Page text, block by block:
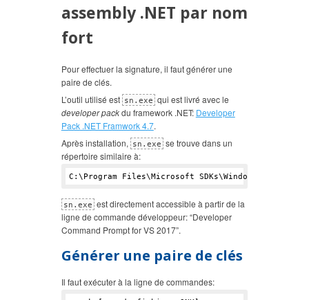
assembly .NET par nom
fort
Pour effectuer la signature, il faut générer une
paire de clés.
L’outil utilisé est sn.exe qui est livré avec le
developer packdu framework .NET: Developer
Pack .NET Framwork 4.7.
Après installation,
sn.exe se trouve dans un
répertoire similaire à:
C:\Program Files\Microsoft SDKs\Windows\v10.
sn.exe est directement accessible à partir de la
ligne de commande développeur: “Developer
Command Prompt for VS 2017”.
Générer une paire de clés
Il faut exécuter à la ligne de commandes: